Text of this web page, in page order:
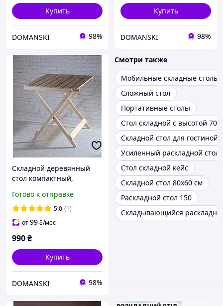
Купить
DOMANSKI 98%
Купить
DOMANSKI 98%
Складной деревянный
стол компактный,
для отдыха и
мероприятий
Готово к отправке
5.0 (1)
от99₴/мес
990₴
Купить
DOMANSKI 98%
Смотри также
Мобильные складные столы
Сложный стол
Портативные столы
Стол складной с высотой 70
Складной стол для гостиной
Усиленный раскладной стол
Стол складной кейс
Складной стол 80х60 см
Раскладной стол 150
Складывающийся